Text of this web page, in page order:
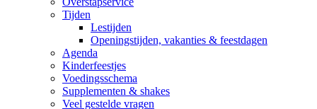
Tijden
Lestijden
Openingstijden, vakanties & feestdagen
Agenda
Kinderfeestjes
Voedingsschema
Supplementen & shakes
Veel gestelde vragen